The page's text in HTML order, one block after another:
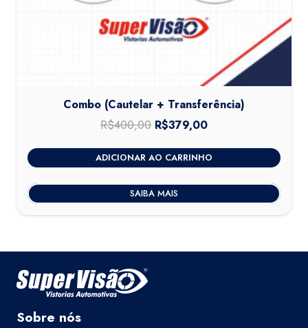
Combo (Cautelar + Transferência)
R$400,00 O
preço
original
era:
R$400,00.
R$379,00
preço
atual
é:
R$379,00.
ADICIONAR AO CARRINHO
SAIBA MAIS
Sobre nós